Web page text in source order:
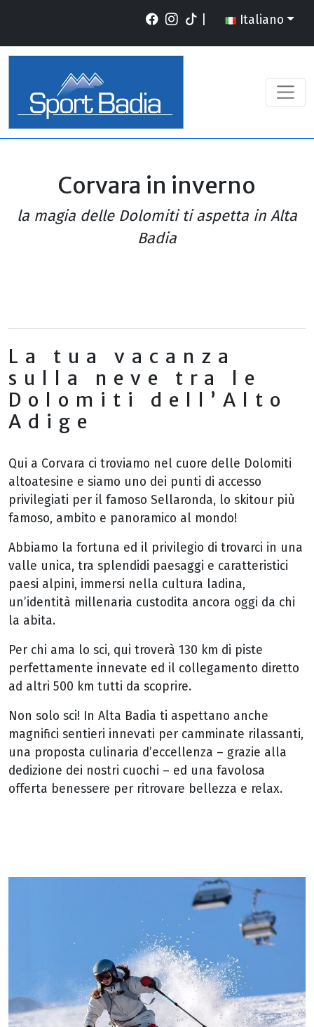
Italiano
Corvara in inverno
la magia delle Dolomiti ti aspetta in Alta
Badia
La tua vacanza
sulla neve tra le
Dolomiti dell’Alto
Adige
Qui a Corvara ci troviamo nel cuore delle Dolomiti
altoatesine e siamo uno dei punti di accesso
privilegiati per il famoso Sellaronda, lo skitour più
famoso, ambito e panoramico al mondo!
Abbiamo la fortuna ed il privilegio di trovarci in una
valle unica, tra splendidi paesaggi e caratteristici
paesi alpini, immersi nella cultura ladina,
un’identità millenaria custodita ancora oggi da chi
la abita.
Per chi ama lo sci, qui troverà 130 km di piste
perfettamente innevate ed il collegamento diretto
ad altri 500 km tutti da scoprire.
Non solo sci! In Alta Badia ti aspettano anche
magnifici sentieri innevati per camminate rilassanti,
una proposta culinaria d’eccellenza – grazie alla
dedizione dei nostri cuochi – ed una favolosa
offerta benessere per ritrovare bellezza e relax.